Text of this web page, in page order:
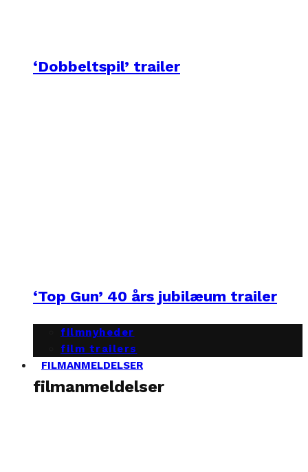
‘Dobbeltspil’ trailer
‘Top Gun’ 40 års jubilæum trailer
filmnyheder
film trailers
FILMANMELDELSER
filmanmeldelser